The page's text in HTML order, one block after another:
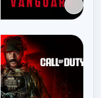
برای افزودن وارد شوید